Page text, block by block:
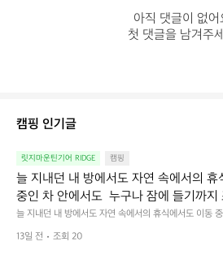
아직 댓글이 없어
첫 댓글을 남겨주
캠핑 인기글
릿지마운틴기어 RIDGE 캠핑
늘 지내던 내 방에서도 자연 속에서의 휴
중인 차 안에서도  누구나 잠에 들기까지
걸리는 순간이 있습니다.  그럴 때는 차
려보세요. 마치 암막 커튼을 조용히 내리
c® Wind Pro™의 온기가 눈가를 포근히
늘 지내던 내 방에서도 자연 속에서의 휴식에서도 이동
구나 잠에 들기까지 조금 시간이 걸리는 순간이 있습니다
게 눈을 가려보세요. 마치 암막 커튼을 조용히 내리듯이
13일 전 조회 20